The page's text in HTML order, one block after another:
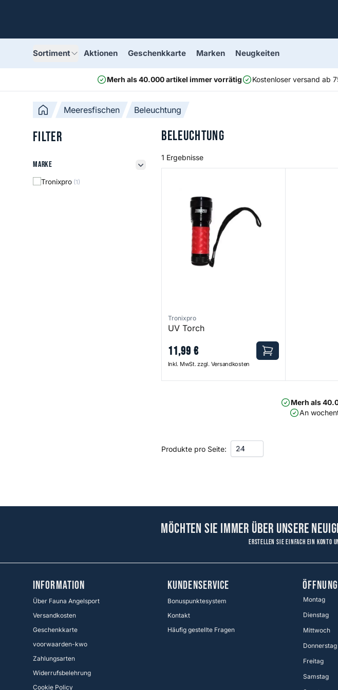
Sortiment Aktionen Geschenkkarte Marken Neugkeiten
Merh als 40.000 artikel immer vorrätig Kostenloser versand ab
Meeresfischen Beleuchtung
Filter
Marke
Marke filter button
Tronixpro (1)
Beleuchtung
1 Ergebnisse
Tronixpro
UV Torch
11,99 €
Inkl. MwSt. zzgl. Versandkosten
Merh als
An
Produkte pro Seite:
Möchten Sie immer über unsere
Erstellen Sie einfach ein Konto
Information
Über Fauna Angelsport
Versandkosten
Geschenkkarte
voorwaarden-kwo
Zahlungsarten
Widerrufsbelehrung
Cookie Policy
KUNDENSERVICE
Bonuspunktesystem
Kontakt
Häufig gestellte Fragen
Montag
Dienstag
Mittwoch
Donnerstag
Freitag
Samstag